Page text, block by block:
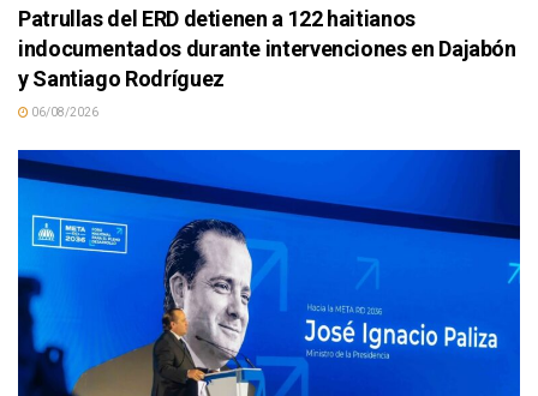
Patrullas del ERD detienen a 122 haitianos
indocumentados durante intervenciones en Dajabón
y Santiago Rodríguez
06/08/2026